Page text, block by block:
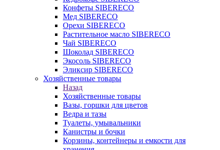
Конфеты SIBERECO
Мед SIBERECO
Орехи SIBERECO
Растительное масло SIBERECO
Чай SIBERECO
Шоколад SIBERECO
Экосоль SIBERECO
Эликсир SIBERECO
Хозяйственные товары
Назад
Хозяйственные товары
Вазы, горшки для цветов
Ведра и тазы
Туалеты, умывальники
Канистры и бочки
Корзины, контейнеры и емкости для